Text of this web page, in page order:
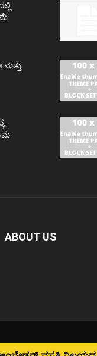
ಮತ್ತು
ABOUT US